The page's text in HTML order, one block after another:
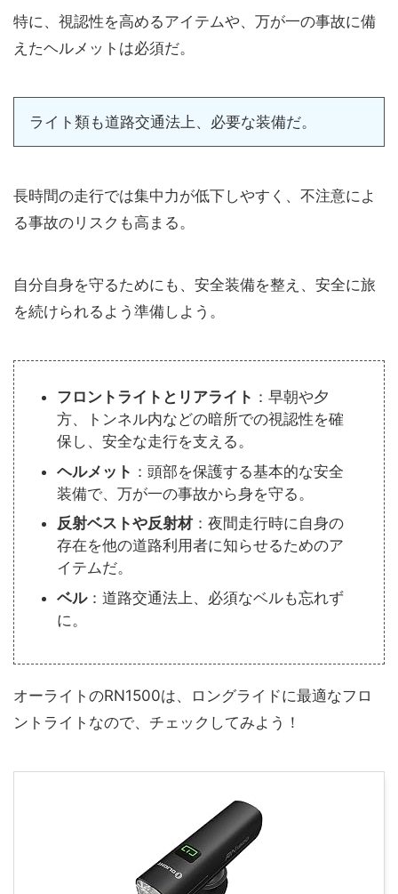
特に、視認性を高めるアイテムや、万が一の事故に備
えたヘルメットは必須だ。
ライト類も道路交通法上、必要な装備だ。
長時間の走行では集中力が低下しやすく、不注意によ
る事故のリスクも高まる。
自分自身を守るためにも、安全装備を整え、安全に旅
を続けられるよう準備しよう。
フロントライトとリアライト ：早朝や夕
方、トンネル内などの暗所での視認性を確
保し、安全な走行を支える。
ヘルメット ：頭部を保護する基本的な安全
装備で、万が一の事故から身を守る。
反射ベストや反射材：夜間走行時に自身の
存在を他の道路利用者に知らせるためのア
イテムだ。
ベル：道路交通法上、必須なベルも忘れず
に。
オーライトのRN1500は、ロングライドに最適なフロ
ントライトなので、チェックしてみよう！